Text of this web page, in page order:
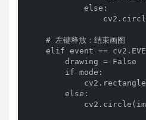
            else:
    # 左键释放：结束画图
elif event ==
        drawing = False
        if mode:
        else: